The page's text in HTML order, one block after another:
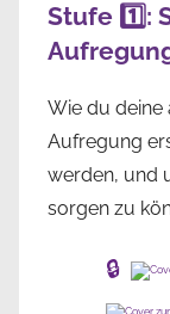
Stufe 1️⃣:
Wie du deine
Aufregung
werden, und
sorgen zu
🔒